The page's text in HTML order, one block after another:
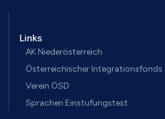
Links
AK Niederösterreich
Österreichischer Integrationsfonds
Verein ÖSD
Sprachen Einstufungstest